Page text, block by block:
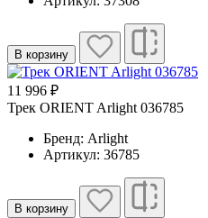
В корзину
11 996 ₽
Трек ORIENT Arlight 036785
Бренд: Arlight
Артикул: 36785
В корзину